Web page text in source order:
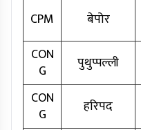
CPM
बेपोर
CON
G
पुथुप्पल्ली
CON
G
हरिपद